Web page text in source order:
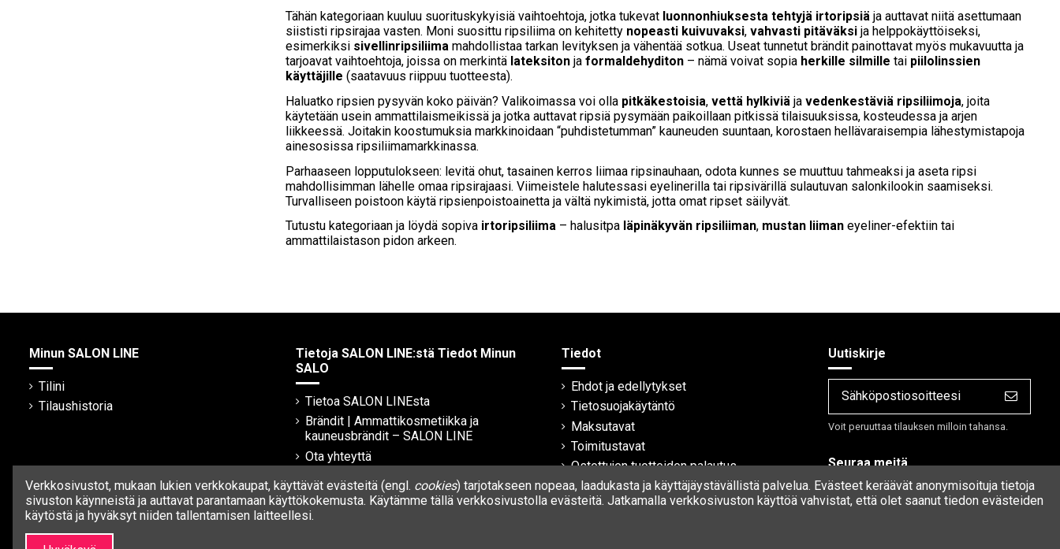
Tähän kategoriaan kuuluu suorituskykyisiä vaihtoehtoja, jotka tukevat luonnonhiuksesta tehtyjä irtoripsiä ja auttavat niitä asettumaan
siististi ripsirajaa vasten. Moni suosittu ripsiliima on kehitetty nopeasti kuivuvaksi, vahvasti pitäväksi ja helppokäyttöiseksi,
esimerkiksi sivellinripsiliima mahdollistaa tarkan levityksen ja vähentää sotkua. Useat tunnetut brändit painottavat myös mukavuutta ja
tarjoavat vaihtoehtoja, joissa on merkintä lateksiton ja formaldehyditon – nämä voivat sopia herkille silmille tai piilolinssien
käyttäjille (saatavuus riippuu tuotteesta).
Haluatko ripsien pysyvän koko päivän? Valikoimassa voi olla pitkäkestoisia, vettä hylkiviä ja vedenkestäviä ripsiliimoja, joita
käytetään usein ammattilaismeikissä ja jotka auttavat ripsiä pysymään paikoillaan pitkissä tilaisuuksissa, kosteudessa ja arjen
liikkeessä. Joitakin koostumuksia markkinoidaan “puhdistetumman” kauneuden suuntaan, korostaen hellävaraisempia lähestymistapoja
ainesosissa ripsiliimamarkkinassa.
Parhaaseen lopputulokseen: levitä ohut, tasainen kerros liimaa ripsinauhaan, odota kunnes se muuttuu tahmeaksi ja aseta ripsi
mahdollisimman lähelle omaa ripsirajaasi. Viimeistele halutessasi eyelinerilla tai ripsivärillä sulautuvan salonkilookin saamiseksi.
Turvalliseen poistoon käytä ripsienpoistoainetta ja vältä nykimistä, jotta omat ripset säilyvät.
Tutustu kategoriaan ja löydä sopiva irtoripsiliima – halusitpa läpinäkyvän ripsiliiman, mustan liiman eyeliner-efektiin tai
ammattilaistason pidon arkeen.
Minun SALON LINE
Tilini
Tilaushistoria
Tietoja SALON LINE:stä Tiedot Minun
SALO
Tietoa SALON LINEsta
Brändit | Ammattikosmetiikka ja
kauneusbrändit – SALON LINE
Ota yhteyttä
Tiedot
Ehdot ja edellytykset
Tietosuojakäytäntö
Maksutavat
Toimitustavat
Ostettujen tuotteiden palautus
Takuu
Uutiskirje
Voit peruuttaa tilauksen milloin tahansa.
Seuraa meitä
Verkkosivustot, mukaan lukien verkkokaupat, käyttävät evästeitä (engl. cookies) tarjotakseen nopeaa, laadukasta ja käyttäjäystävällistä palvelua. Evästeet keräävät anonymisoituja tietoja
sivuston käynneistä ja auttavat parantamaan käyttökokemusta. Käytämme tällä verkkosivustolla evästeitä. Jatkamalla verkkosivuston käyttöä vahvistat, että olet saanut tiedon evästeiden
käytöstä ja hyväksyt niiden tallentamisen laitteellesi.